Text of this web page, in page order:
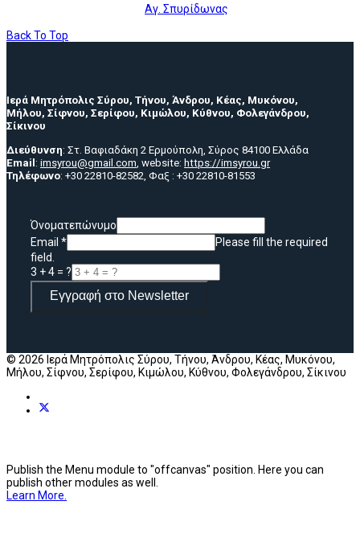
Αγ. Σπυρίδωνας
Back To Top
Ιερά Μητρόπολις Σύρου, Τήνου, Άνδρου, Κέας, Μυκόνου,
Μήλου, Σίφνου, Σερίφου, Κιμώλου, Κύθνου, Φολεγάνδρου,
Σίκινου
Διεύθυνση: Στ. Βαφιαδάκη 2 Ερμούπολη, Σύρος 84100 Ελλάδα
Email : imsyrou@gmail.com, website: https://imsyrou.gr
Τηλέφωνο: +30 22810-82582, Φαξ : +30 22810-81553
Όνοματεπώνυμο
Email *
Please fill the required
field.
3 + 4 = ?
Εγγραφή στο Newsletter
© 2026 Ιερά Μητρόπολις Σύρου, Τήνου, Άνδρου, Κέας, Μυκόνου,
Μήλου, Σίφνου, Σερίφου, Κιμώλου, Κύθνου, Φολεγάνδρου, Σίκινου
Publish the Menu module to "offcanvas" position. Here you can
publish other modules as well.
Learn More.